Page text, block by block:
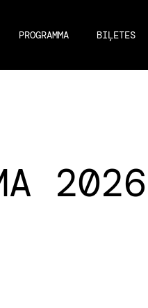
PROGRAMMA BIĻETES
2026